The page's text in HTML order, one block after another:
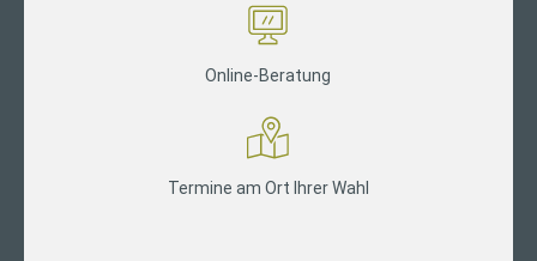
Online-Beratung
Termine am Ort Ihrer Wahl